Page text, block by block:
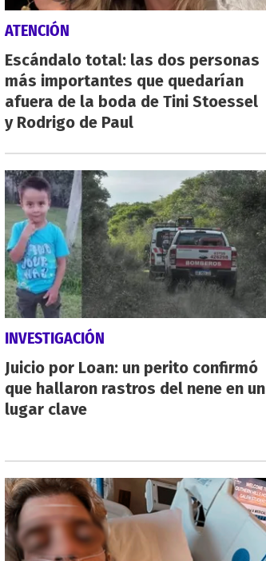
ATENCIÓN
Escándalo total: las dos personas
más importantes que quedarían
afuera de la boda de Tini Stoessel
y Rodrigo de Paul
INVESTIGACIÓN
Juicio por Loan: un perito confirmó
que hallaron rastros del nene en un
lugar clave